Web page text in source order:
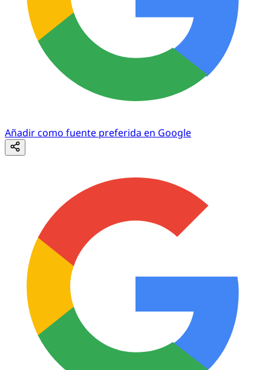
Añadir como fuente preferida en Google